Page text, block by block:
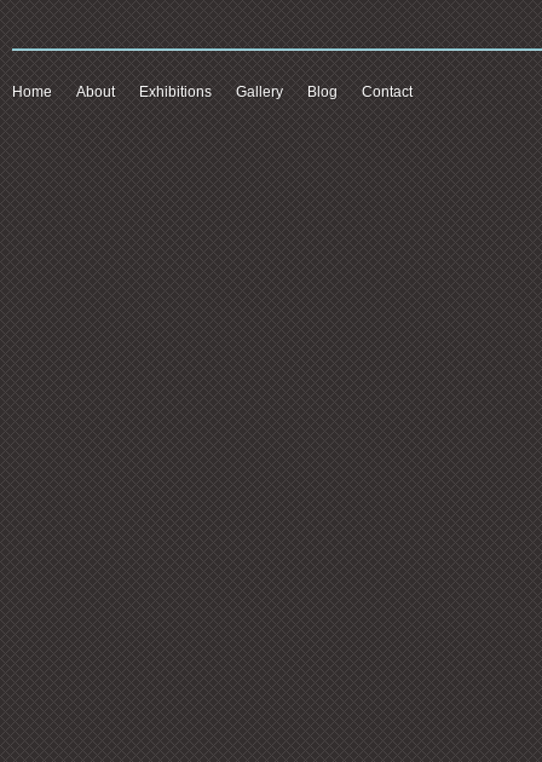
Home About Exhibitions Gallery Blog Contact